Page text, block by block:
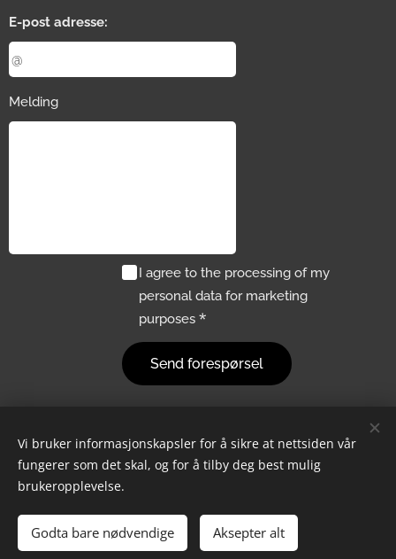
E-post adresse:
Melding
I agree to the processing of my
personal data for marketing
purposes
Send forespørsel
Exentric AS – Head Office: Hydrovegen 55 – 3965 Porsgrunn -
Warehouse: Floodmyrvegen 29 – 3946 Porsgrunn
+47 466 39 000
405 570 MVA
Cookies
Vi bruker informasjonskapsler for å sikre at nettsiden vår
fungerer som det skal, og for å tilby deg best mulig
brukeropplevelse.
Godta bare nødvendige Aksepter alt